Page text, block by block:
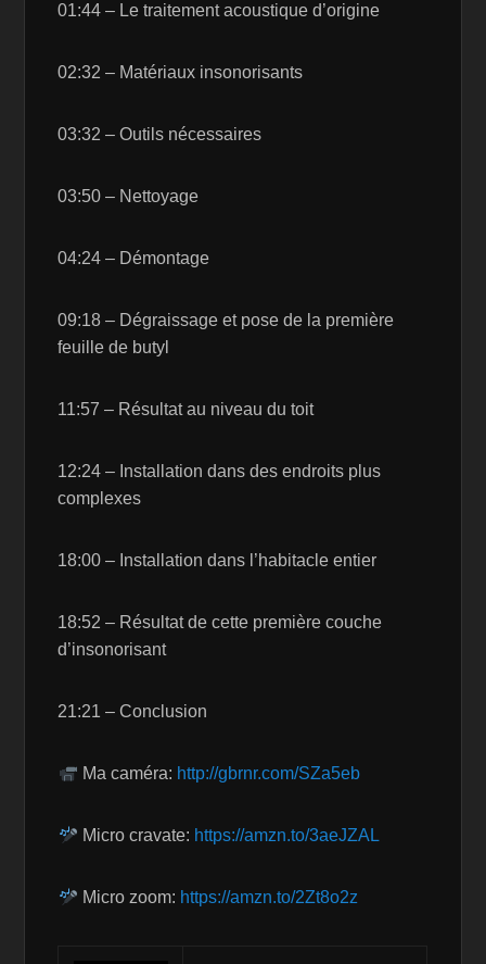
01:44 – Le traitement acoustique d’origine
02:32 – Matériaux insonorisants
03:32 – Outils nécessaires
03:50 – Nettoyage
04:24 – Démontage
09:18 – Dégraissage et pose de la première
feuille de butyl
11:57 – Résultat au niveau du toit
12:24 – Installation dans des endroits plus
complexes
18:00 – Installation dans l’habitacle entier
18:52 – Résultat de cette première couche
d’insonorisant
21:21 – Conclusion
Ma caméra: http://gbrnr.com/SZa5eb
Micro cravate: https://amzn.to/3aeJZAL
Micro zoom: https://amzn.to/2Zt8o2z